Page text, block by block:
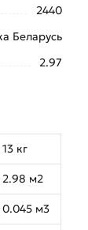
2440
Беларусь
2.97
кг
2.98 м2
0.045 м3